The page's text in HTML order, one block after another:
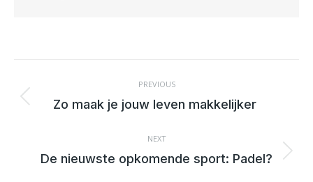
NAVIGATION
PREVIOUS
Previous
Zo maak je jouw leven makkelijker
NEXT
Next
De nieuwste opkomende sport: Padel?